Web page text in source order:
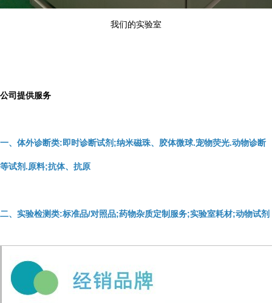
我们的实验室
公司提供服务
一、体外诊断类:即时诊断试剂;纳米磁珠、胶体微球.宠物荧光.动物诊断
等试剂.原料;抗体、抗原
二、实验检测类:标准品/对照品;药物杂质定制服务;实验室耗材;动物试剂